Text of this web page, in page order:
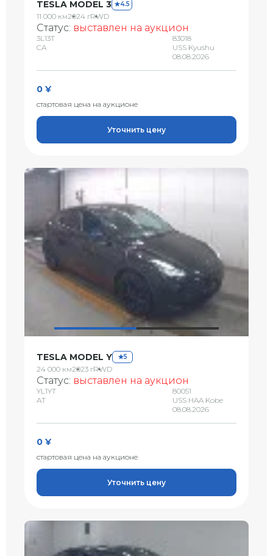
TESLA MODEL 3 4.5
11 000 км2024 гRWD
Статус: выставлен на аукцион
3L13T
CA
83018
USS Kyushu
08.08.2026
0 ¥
стартовая цена на аукционе
Уточнить цену
TESLA MODEL Y 5
24 000 км2023 гRWD
Статус: выставлен на аукцион
YL1YT
AT
80051
USS HAA Kobe
08.08.2026
0 ¥
стартовая цена на аукционе
Уточнить цену